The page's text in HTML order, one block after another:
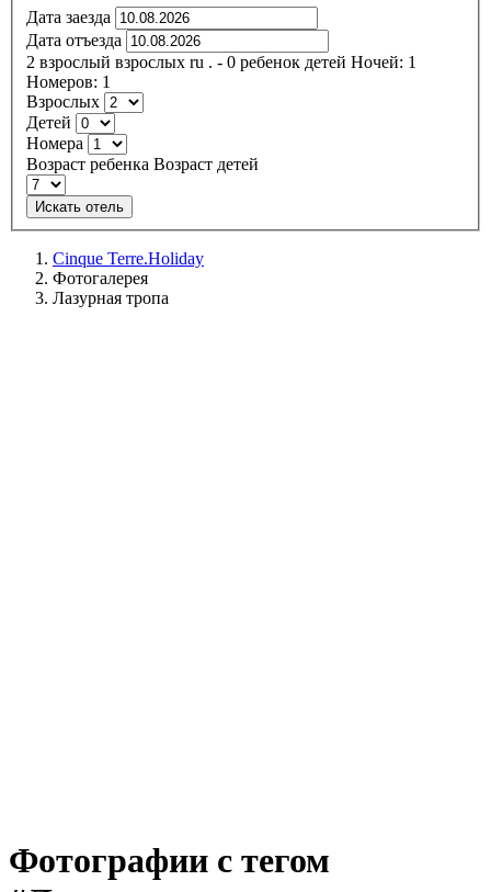
Дата заезда
Дата отъезда
2 взрослый взрослых ru . - 0 ребенок детей Ночей: 1
Номеров: 1
Взрослых
Детей
Номера
Возраст ребенка Возраст детей
Искать отель
Cinque Terre.Holiday
Фотогалерея
Лазурная тропа
Фотографии с тегом